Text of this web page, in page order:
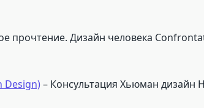
прочтение. Дизайн человека
Design)– Консультация Хьюман дизайн